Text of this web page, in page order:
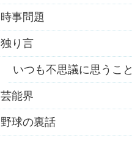
時事問題
独り言
いつも不思議に思うこと
芸能界
野球の裏話